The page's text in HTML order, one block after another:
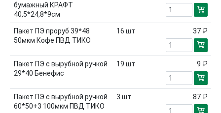
бумажный КРАФТ
40,5*24,8*9см
Пакет ПЭ проруб 39*48
50мкм Кофе ПВД ТИКО
16 шт 37 ₽
Пакет ПЭ с вырубной ручкой
29*40 Бенефис
19 шт 9 ₽
Пакет ПЭ с вырубной ручкой
60*50+3 100мкм ПВД ТИКО
3 шт 87 ₽